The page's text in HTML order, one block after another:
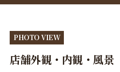
PHOTO VIEW
店舗外観・内観・風景